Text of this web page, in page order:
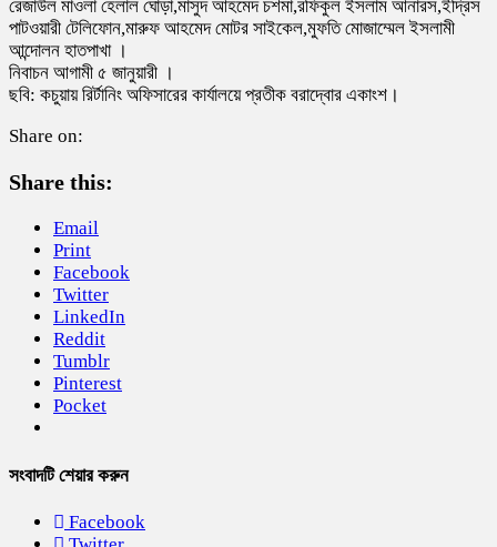
রেজাউল মাওলা হেলাল ঘোড়া,মাসুদ আহমেদ চশমা,রফিকুল ইসলাম আনারস,ইদ্রিস
পাটওয়ারী টেলিফোন,মারুফ আহমেদ মোটর সাইকেল,মুফতি মোজাম্মেল ইসলামী
আন্দোলন হাতপাখা ।
নিবাচন আগামী ৫ জানুয়ারী ।
ছবি: কচুয়ায় রির্টানিং অফিসারের কার্যালয়ে প্রতীক বরাদ্বোর একাংশ।
Share on:
Share this:
Email
Print
Facebook
Twitter
LinkedIn
Reddit
Tumblr
Pinterest
Pocket
সংবাদটি শেয়ার করুন
Facebook